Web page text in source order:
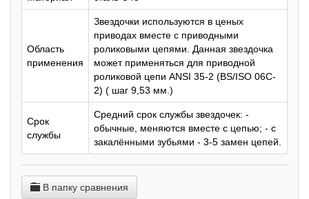
Область
применения
Звездочки используются в ценых
приводах вместе с приводными
роликовыми цепями. Данная звездочка
может применяться для приводной
роликовой цепи ANSI 35-2 (BS/ISO 06C-
2) ( шаг 9,53 мм.)
Срок
службы
Средний срок службы звездочек: -
обычные, меняются вместе с цепью; - с
закалёнными зубьями - 3-5 замен цепей.
В папку сравнения